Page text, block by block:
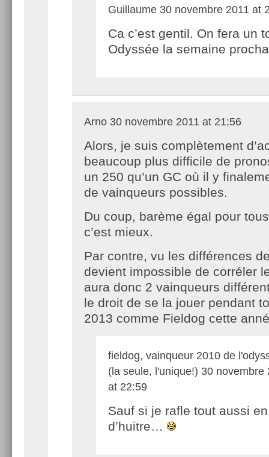
Guillaume 30 novembre 2011 at
Ca c’est gentil. On fera un
Odyssée la semaine
Arno 30 novembre 2011 at 21:56
Alors, je suis complètement
beaucoup plus difficile de
un 250 qu’un GC où il y
de vainqueurs possibles.
Du coup, barème égal pour
c’est mieux.
Par contre, vu les différences
devient impossible de corréler
aura donc 2 vainqueurs
le droit de se la jouer pendant
2013 comme Fieldog cette
fieldog, vainqueur 2010 de
(la seule, l'unique!) 30 novembre
at 22:59
Sauf si je rafle tout aussi
d’huitre…